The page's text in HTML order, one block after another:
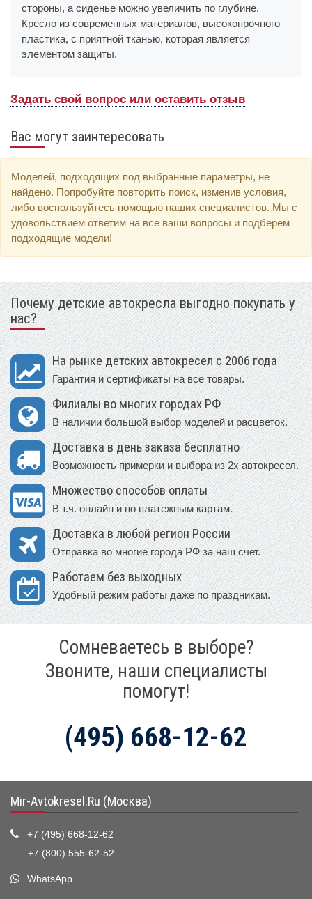
стороны, а сиденье можно увеличить по глубине.
Кресло из современных материалов, высокопрочного
пластика, с приятной тканью, которая является
элементом защиты.
Задать свой вопрос или оставить отзыв
Вас могут заинтересовать
Моделей, подходящих под выбранные параметры, не
найдено. Попробуйте повторить поиск, изменив условия,
либо воспользуйтесь помощью наших специалистов. Мы с
удовольствием ответим на все ваши вопросы и подберем
подходящие модели!
Почему детские автокресла выгодно покупать у
нас?
На рынке детских автокресел с 2006 года
Гарантия и сертификаты на все товары.
Филиалы во многих городах РФ
В наличии большой выбор моделей и расцветок.
Доставка в день заказа бесплатно
Возможность примерки и выбора из 2х автокресел.
Множество способов оплаты
В т.ч. онлайн и по платежным картам.
Доставка в любой регион России
Отправка во многие города РФ за наш счет.
Работаем без выходных
Удобный режим работы даже по праздникам.
Сомневаетесь в выборе?
Звоните, наши специалисты
помогут!
(495) 668-12-62
Mir-Avtokresel.Ru (Москва)
+7 (495) 668-12-62
+7 (800) 555-62-52
WhatsApp